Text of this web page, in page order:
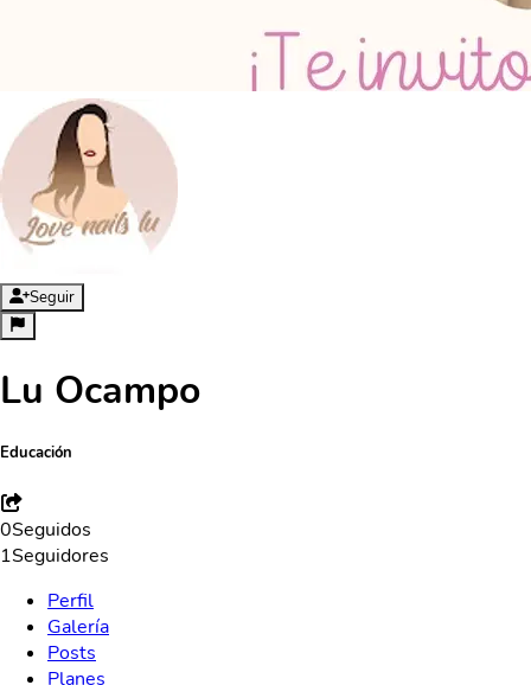
Seguir
Lu Ocampo
Educación
0Seguidos
1Seguidores
Perfil
Galería
Posts
Planes